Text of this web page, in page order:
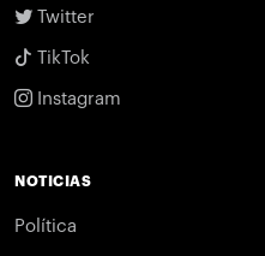
Twitter
TikTok
Instagram
NOTICIAS
Política